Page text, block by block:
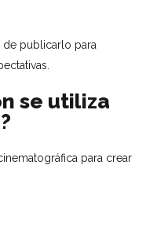
de publicarlo para
se utiliza
para crear